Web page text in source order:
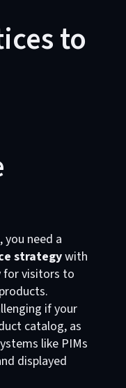
to
you need a
strategywith
for visitors to
if your
catalog, as
like PIMs
displayed